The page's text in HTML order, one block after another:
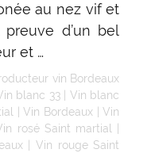
au nez vif et
d’un bel
et …
vin Bordeaux
blanc 33| Vin blanc
|Vin Bordeaux|Vin
rosé Saint martial
| Vin rouge Saint